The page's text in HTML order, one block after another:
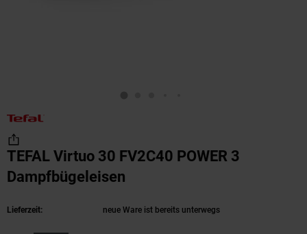
TEFAL Virtuo 30 FV2C40 POWER 3
Dampfbügeleisen
Lieferzeit: neue Ware ist bereits unterwegs